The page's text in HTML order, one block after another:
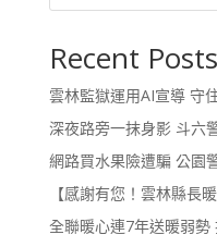
Recent Posts
雲林監獄運用AI宣導 守
深夜路旁一抹身影 斗六
網路買水果險遭騙 公園
【感謝有您！雲林縣長
全聯暖心連7年送暖弱